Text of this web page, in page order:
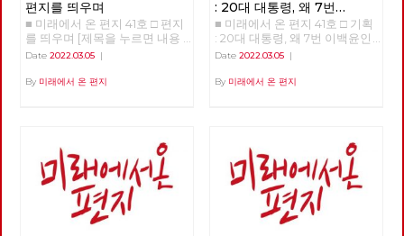
편지를 띄우며
■ 미래에서 온 편지 41호 □ 편지
를 띄우며 [제목을 누르면 내용
을 볼 수 있습니다.] □ 편지를 띄
번 이백윤인가? □ 이슈 : 노동당
세를 규정하는 네 가지 요인 □
사람 : 청소년을 활동가로, 운동
기획자 고유미 □ 도서 : 그건 내
건데 - 기본소득, 모두가 차별없
이 찾아야 할 권리 □ 영화 : 이미
예정되어 있던 비극의 반복 - 나
Date 2022.03.05 |
By 미래에서 온 편지
: 20대 대통령, 왜 7번
이백윤인가? (1)
■ 미래에서 온 편지 41호 □ 기획
: 20대 대통령, 왜 7번 이백윤인
가? >>>>>> 업로드 준비중
Date 2022.03.05|
By 미래에서 온 편지